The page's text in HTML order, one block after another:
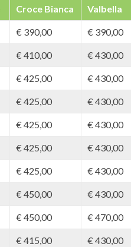
Croce Bianca
Valbella
€ 390,00 € 390,00
€ 410,00 € 430,00
€ 425,00 € 430,00
€ 425,00 € 430,00
€ 425,00 € 430,00
€ 425,00 € 430,00
€ 425,00 € 430,00
€ 450,00 € 430,00
€ 450,00 € 470,00
€ 415,00 € 430,00